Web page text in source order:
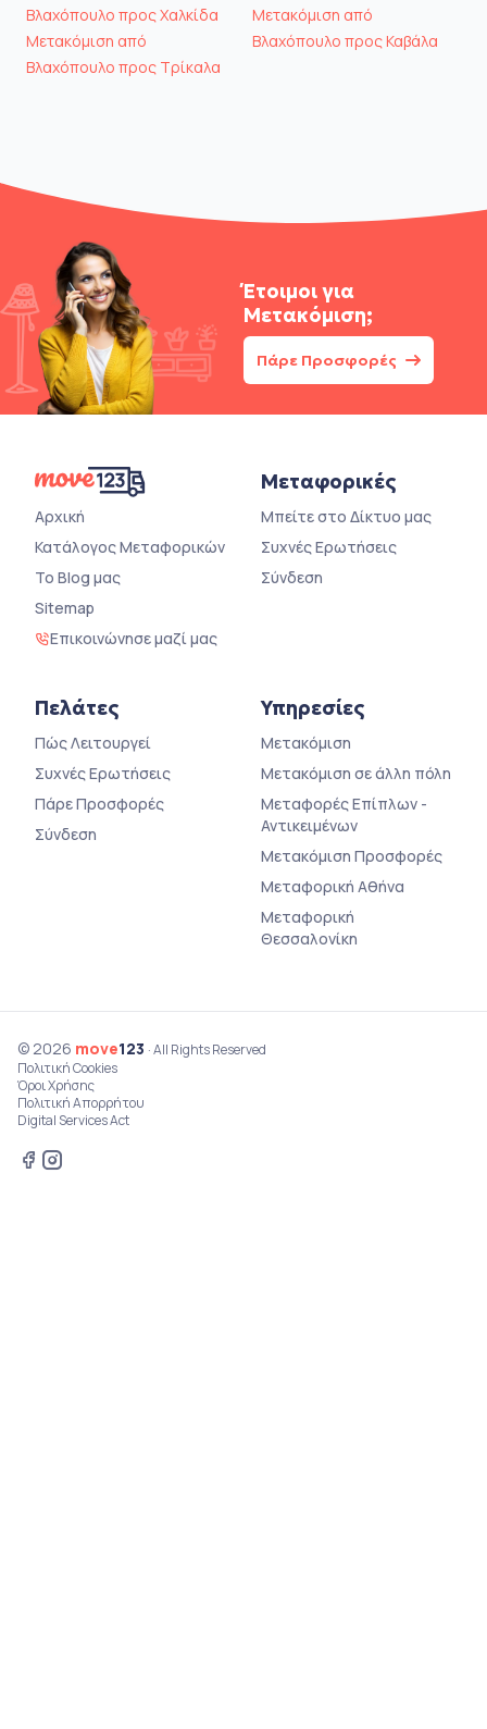
Βλαχόπουλο προς Χαλκίδα
Μετακόμιση από
Βλαχόπουλο προς Τρίκαλα
Μετακόμιση από
Βλαχόπουλο προς Καβάλα
Έτοιμοι για
Μετακόμιση;
Πάρε Προσφορές
Αρχική
Κατάλογος Μεταφορικών
Το Blog μας
Sitemap
Επικοινώνησε μαζί μας
Μεταφορικές
Μπείτε στο Δίκτυο μας
Συχνές Ερωτήσεις
Σύνδεση
Πελάτες
Πώς Λειτουργεί
Συχνές Ερωτήσεις
Πάρε Προσφορές
Σύνδεση
Υπηρεσίες
Μετακόμιση
Μετακόμιση σε άλλη πόλη
Μεταφορές Επίπλων -
Αντικειμένων
Μετακόμιση Προσφορές
Μεταφορική Αθήνα
Μεταφορική
Θεσσαλονίκη
© 2026 move123 · All Rights Reserved
Πολιτική Cookies
Όροι Χρήσης
Πολιτική Απορρήτου
Digital Services Act